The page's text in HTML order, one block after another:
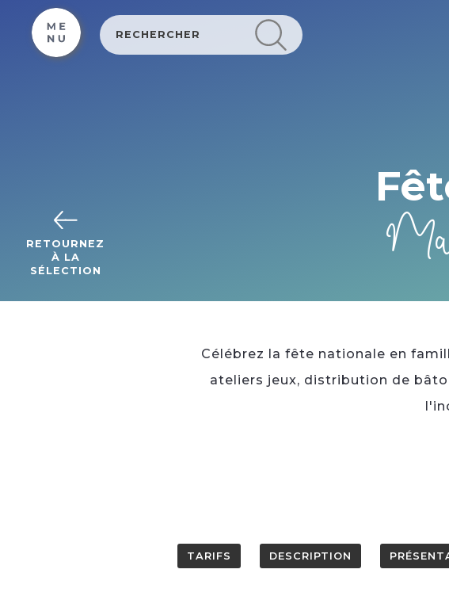
RETOURNEZ
À LA
SÉLECTION
Célébrez la fête nationale en
ateliers jeux, distribution de
TARIFS DESCRIPTION
Cookies beheer paneel